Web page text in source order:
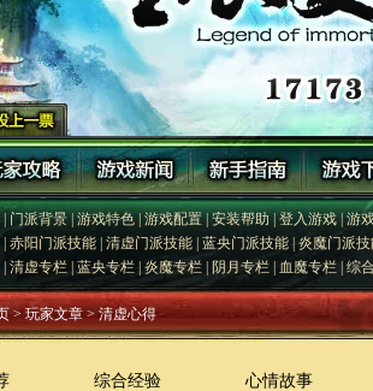
门派背景|游戏特色|游戏配置|安装帮助|登入游戏 |游
赤阳门派技能 清虚门派技能 蓝央门派技能 炎魔门派
清虚专栏 蓝央专栏 炎魔专栏 阴月专栏 血魔专栏 综
> 玩家文章 > 清虚心得
综合经验
心情故事